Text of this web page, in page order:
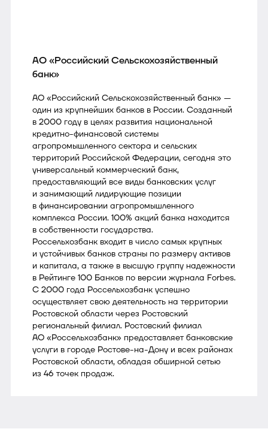
АО «Российский Сельскохозяйственный
банк»
АО «Российский Сельскохозяйственный банк» —
один из крупнейших банков в России. Созданный
в 2000 году в целях развития национальной
кредитно-финансовой системы
агропромышленного сектора и сельских
территорий Российской Федерации, сегодня это
универсальный коммерческий банк,
предоставляющий все виды банковских услуг
и занимающий лидирующие позиции
в финансировании агропромышленного
комплекса России. 100% акций банка находится
в собственности государства.
Россельхозбанк входит в число самых крупных
и устойчивых банков страны по размеру активов
и капитала, а также в высшую группу надежности
в Рейтинге 100 Банков по версии журнала Forbes.
С 2000 года Россельхозбанк успешно
осуществляет свою деятельность на территории
Ростовской области через Ростовский
региональный филиал. Ростовский филиал
АО «Россельхозбанк» предоставляет банковские
услуги в городе Ростове-на-Дону и всех районах
Ростовской области, обладая обширной сетью
из 46 точек продаж.